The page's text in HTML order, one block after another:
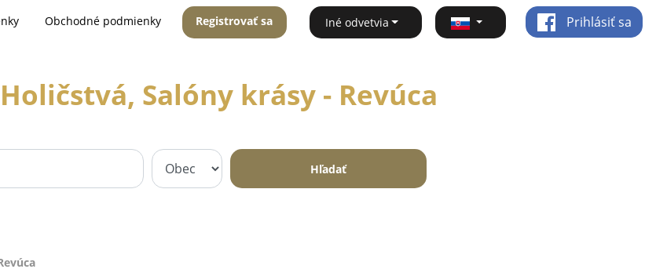
Obchodné podmienky Registrovať sa Iné odvetvia Prihlásiť sa
Salóny krásy - Revúca
Hľadať